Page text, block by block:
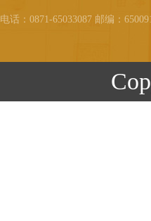
电话：0871-65033087 邮编：